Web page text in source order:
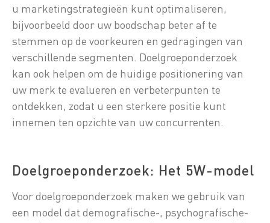
u marketingstrategieën kunt optimaliseren,
bijvoorbeeld door uw boodschap beter af te
stemmen op de voorkeuren en gedragingen van
verschillende segmenten. Doelgroeponderzoek
kan ook helpen om de huidige positionering van
uw merk te evalueren en verbeterpunten te
ontdekken, zodat u een sterkere positie kunt
innemen ten opzichte van uw concurrenten.
Doelgroeponderzoek: Het 5W-model
Voor doelgroeponderzoek maken we gebruik van
een model dat demografische-, psychografische-